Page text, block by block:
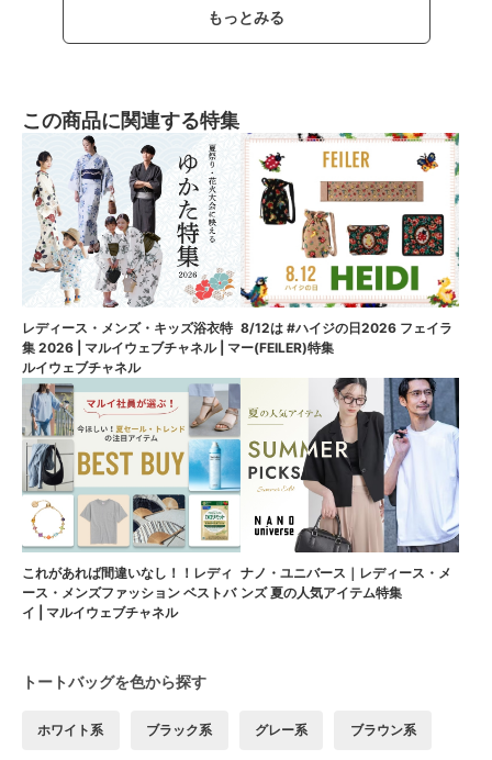
もっとみる
この商品に関連する特集
レディース・メンズ・キッズ浴衣特
集 2026 | マルイウェブチャネル | マ
ルイウェブチャネル
8/12は #ハイジの日2026 フェイラ
ー(FEILER)特集
これがあれば間違いなし！！レディ
ース・メンズファッション ベストバ
イ | マルイウェブチャネル
ナノ・ユニバース｜レディース・メ
ンズ 夏の人気アイテム特集
トートバッグを色から探す
ホワイト系 ブラック系 グレー系 ブラウン系